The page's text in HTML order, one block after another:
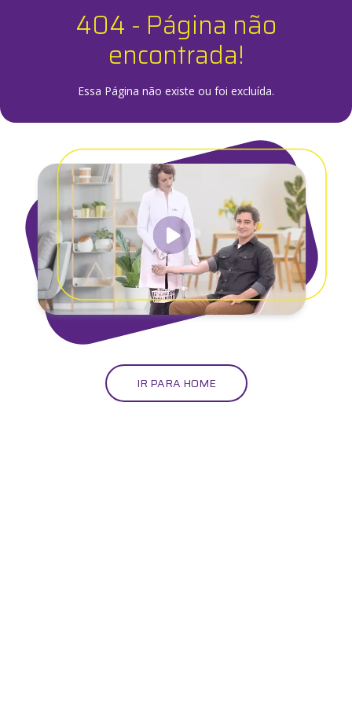
404 - Página não
encontrada!
Essa Página não existe ou foi excluída.
IR PARA HOME